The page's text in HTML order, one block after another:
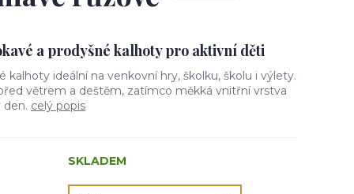
a prodyšné kalhoty pro aktivní děti
kalhoty ideální na venkovní hry, školku, školu i výlety.
větrem a deštěm, zatímco měkká vnitřní vrstva
den. celý popis
SKLADEM